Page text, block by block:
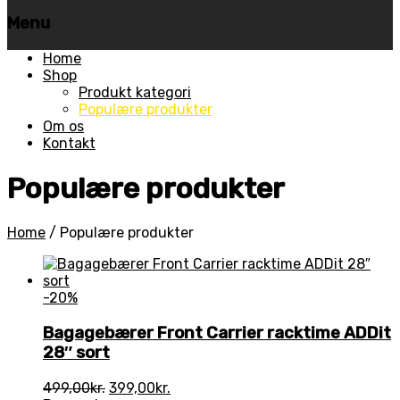
Menu
Skip
Home
Shop
Produkt kategori
Populære produkter
Om os
Kontakt
Populære produkter
Home / Populære produkter
-20%
Bagagebærer Front Carrier racktime ADDit
28″ sort
499,00kr. Den
399,00kr.